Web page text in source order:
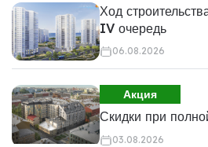
Ход
IV очередь
06.08.2026
Акция
Скидки при
03.08.2026